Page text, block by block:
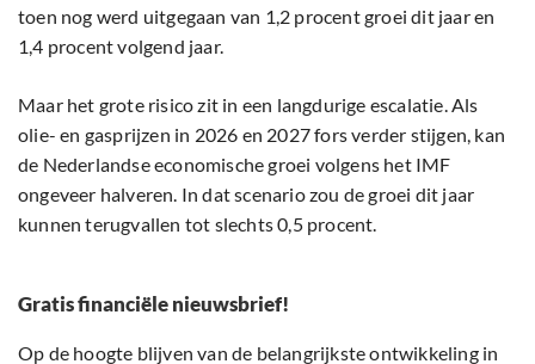
toen nog werd uitgegaan van 1,2 procent groei dit jaar en
1,4 procent volgend jaar.
Maar het grote risico zit in een langdurige escalatie. Als
olie- en gasprijzen in 2026 en 2027 fors verder stijgen, kan
de Nederlandse economische groei volgens het IMF
ongeveer halveren. In dat scenario zou de groei dit jaar
kunnen terugvallen tot slechts 0,5 procent.
Gratis financiële nieuwsbrief!
Op de hoogte blijven van de belangrijkste ontwikkeling in